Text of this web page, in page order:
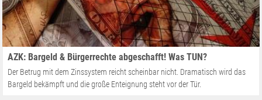
AZK: Bargeld & Bürgerrechte abgeschafft! Was TUN?
Der Betrug mit dem Zinssystem reicht scheinbar nicht. Dramatisch wird das
Bargeld bekämpft und die große Enteignung steht vor der Tür.